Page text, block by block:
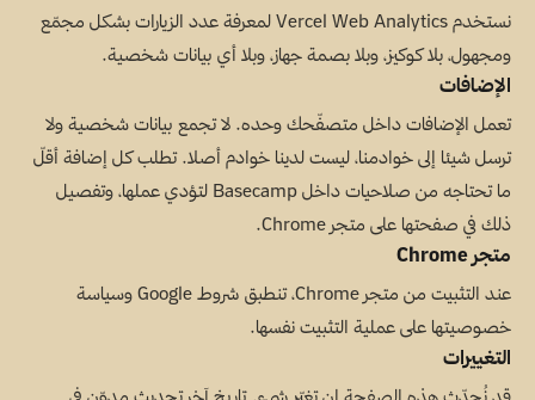
نستخدم Vercel Web Analytics لمعرفة عدد الزيارات بشكل مجمّع
ومجهول، بلا كوكيز، وبلا بصمة جهاز، وبلا أي بيانات شخصية.
الإضافات
تعمل الإضافات داخل متصفّحك وحده. لا تجمع بيانات شخصية ولا
ترسل شيئا إلى خوادمنا، ليست لدينا خوادم أصلا. تطلب كل إضافة أقلّ
ما تحتاجه من صلاحيات داخل Basecamp لتؤدي عملها، وتفصيل
ذلك في صفحتها على متجر Chrome.
متجر Chrome
عند التثبيت من متجر Chrome، تنطبق شروط Google وسياسة
خصوصيتها على عملية التثبيت نفسها.
التغييرات